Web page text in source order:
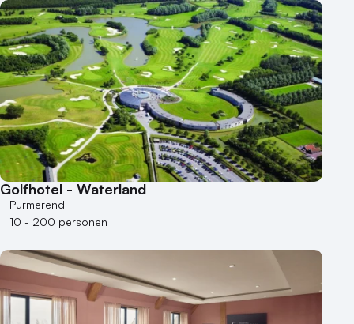
Golfhotel - Waterland
Purmerend
10 - 200 personen